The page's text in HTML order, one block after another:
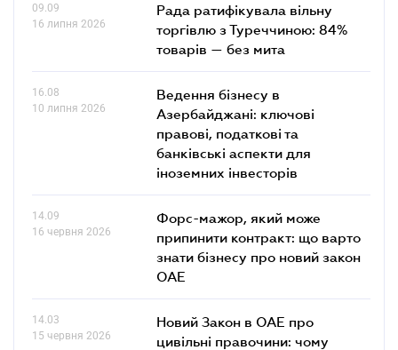
09.09
16 липня 2026
Рада ратифікувала вільну
торгівлю з Туреччиною: 84%
товарів — без мита
16.08
10 липня 2026
Ведення бізнесу в
Азербайджані: ключові
правові, податкові та
банківські аcпекти для
іноземних інвесторів
14.09
16 червня 2026
Форс-мажор, який може
припинити контракт: що варто
знати бізнесу про новий закон
ОАЕ
14.03
15 червня 2026
Новий Закон в ОАЕ про
цивільні правочини: чому